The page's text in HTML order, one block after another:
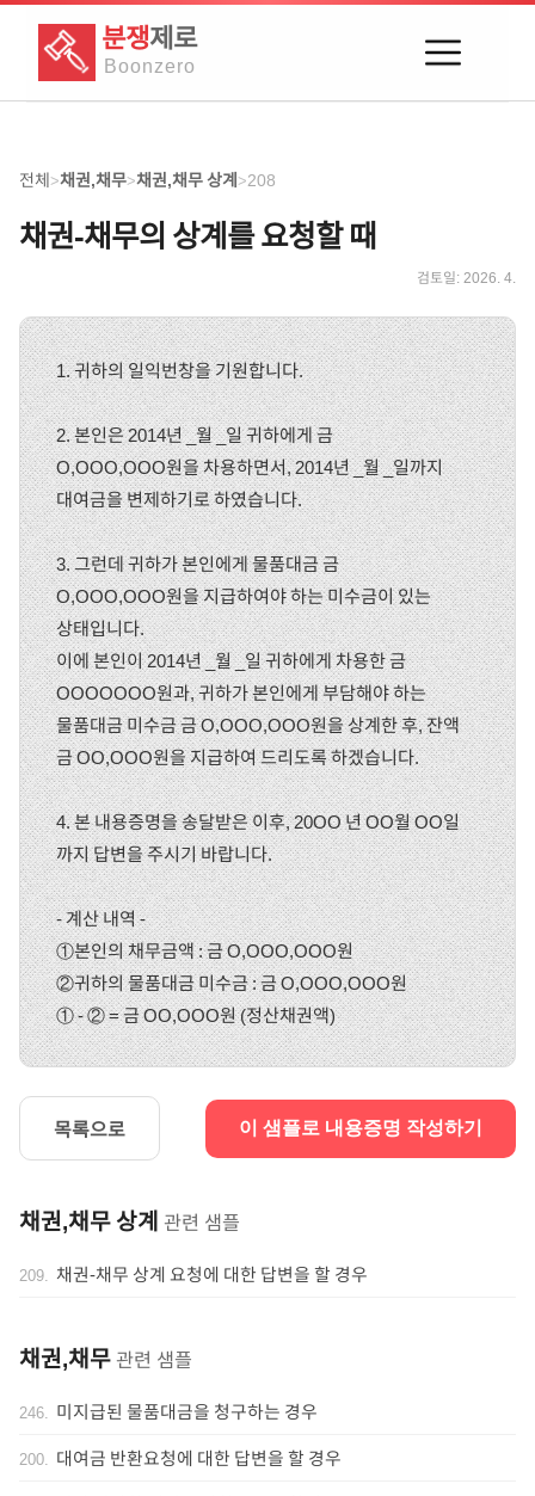
분쟁제로
Boonzero
전체>채권,채무>채권,채무 상계>208
채권-채무의 상계를 요청할 때
검토일:2026. 4.
1. 귀하의 일익번창을 기원합니다.
2. 본인은 2014년 _월 _일 귀하에게 금
O,OOO,OOO원을 차용하면서, 2014년 _월 _일까지
대여금을 변제하기로 하였습니다.
3. 그런데 귀하가 본인에게 물품대금 금
O,OOO,OOO원을 지급하여야 하는 미수금이 있는
상태입니다.
이에 본인이 2014년 _월 _일 귀하에게 차용한 금
OOOOOOO원과, 귀하가 본인에게 부담해야 하는
물품대금 미수금 금 O,OOO,OOO원을 상계한 후, 잔액
금 OO,OOO원을 지급하여 드리도록 하겠습니다.
4. 본 내용증명을 송달받은 이후, 20OO 년 OO월 OO일
까지 답변을 주시기 바랍니다.
- 계산 내역 -
①본인의 채무금액 : 금 O,OOO,OOO원
②귀하의 물품대금 미수금 : 금 O,OOO,OOO원
① - ② = 금 OO,OOO원 (정산채권액)
목록으로 이 샘플로 내용증명 작성하기
채권,채무 상계 관련 샘플
209. 채권-채무 상계 요청에 대한 답변을 할 경우
채권,채무 관련 샘플
246. 미지급된 물품대금을 청구하는 경우
200. 대여금 반환요청에 대한 답변을 할 경우